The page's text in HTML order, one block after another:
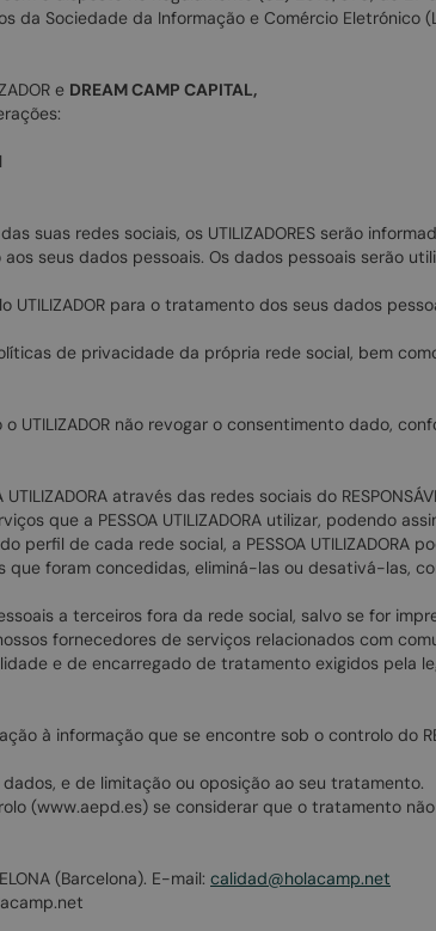
da Sociedade da Informação e Comércio Eletrónico
e DREAM CAMP CAPITAL,
suas redes sociais, os UTILIZADORES serão
seus dados pessoais. Os dados pessoais serão
para o tratamento dos seus dados
de privacidade da própria rede social, bem
não revogar o consentimento dado,
através das redes sociais do
que a PESSOA UTILIZADORA utilizar, podendo
de cada rede social, a PESSOA UTILIZADORA
foram concedidas, eliminá-las ou desativá-las,
a terceiros fora da rede social, salvo se for
fornecedores de serviços relacionados com
e de encarregado de tratamento exigidos pela
à informação que se encontre sob o controlo do
e de limitação ou oposição ao seu tratamento.
(www.aepd.es) se considerar que o tratamento
(Barcelona). E-mail: calidad@holacamp.net